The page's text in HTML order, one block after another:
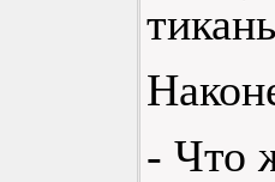
- Что